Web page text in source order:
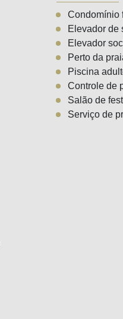
Condomínio
Elevador de
Elevador
Perto da
Piscina
Controle de
Salão de
Serviço de